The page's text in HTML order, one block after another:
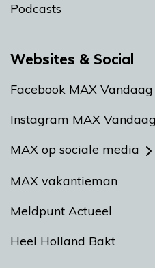
Podcasts
Websites & Social
Facebook MAX Vandaag
Instagram MAX Vandaag
MAX op sociale media
MAX vakantieman
Meldpunt Actueel
Heel Holland Bakt